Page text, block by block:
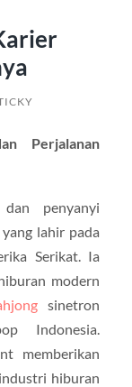
Perjalanan
penyanyi
lahir pada
Serikat. Ia
modern
sinetron
Indonesia.
memberikan
hiburan